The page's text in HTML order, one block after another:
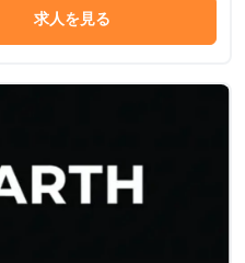
求人を見る